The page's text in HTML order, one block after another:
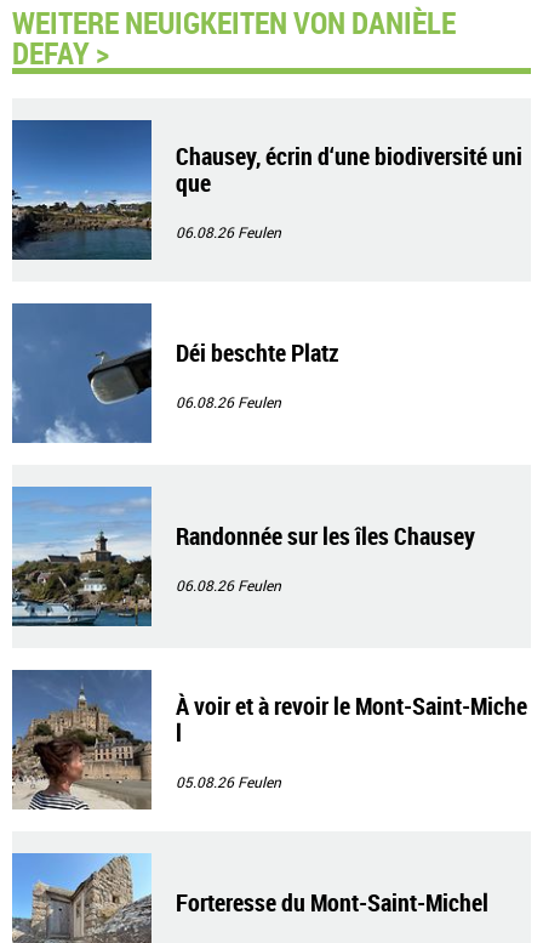
WEITERE NEUIGKEITEN VON DANIÈLE
DEFAY >
Chausey, écrin d‘une biodiversité uni
que
06.08.26Feulen
Déi beschte Platz
06.08.26Feulen
Randonnée sur les îles Chausey
06.08.26Feulen
À voir et à revoir le Mont-Saint-Miche
l
05.08.26Feulen
Forteresse du Mont-Saint-Michel